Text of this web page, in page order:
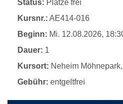
Status: Plätze frei
Kursnr.: AE414-016
Beginn: Mi. 12.08.2026,
Dauer: 1
Kursort: Neheim
Gebühr: entgeltfrei